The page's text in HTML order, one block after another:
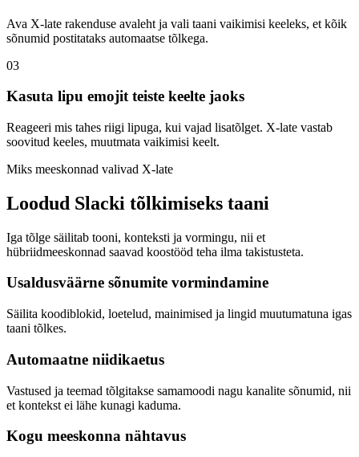
Ava X-late rakenduse avaleht ja vali taani vaikimisi keeleks, et kõik
sõnumid postitataks automaatse tõlkega.
03
Kasuta lipu emojit teiste keelte jaoks
Reageeri mis tahes riigi lipuga, kui vajad lisatõlget. X-late vastab
soovitud keeles, muutmata vaikimisi keelt.
Miks meeskonnad valivad X-late
Loodud Slacki tõlkimiseks taani
Iga tõlge säilitab tooni, konteksti ja vormingu, nii et
hübriidmeeskonnad saavad koostööd teha ilma takistusteta.
Usaldusväärne sõnumite vormindamine
Säilita koodiblokid, loetelud, mainimised ja lingid muutumatuna igas
taani tõlkes.
Automaatne niidikaetus
Vastused ja teemad tõlgitakse samamoodi nagu kanalite sõnumid, nii
et kontekst ei lähe kunagi kaduma.
Kogu meeskonna nähtavus